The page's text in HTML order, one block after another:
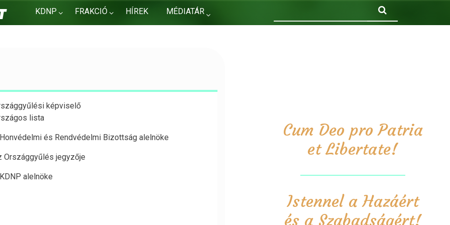
KDNP FRAKCIÓ HÍREK MÉDIATÁR
képviselő
lista
és Rendvédelmi Bizottság alelnöke
Országgyűlés jegyzője
alelnöke
Cum Deo pro Patria
et Libertate!
Istennel a Hazáért
és a Szabadságért!